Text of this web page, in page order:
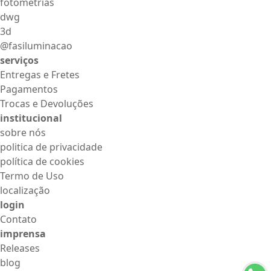
dwg
3d
@fasiluminacao
serviços
Entregas e Fretes
Pagamentos
Trocas e Devoluções
institucional
sobre nós
politica de privacidade
política de cookies
Termo de Uso
localização
login
Contato
imprensa
Releases
blog